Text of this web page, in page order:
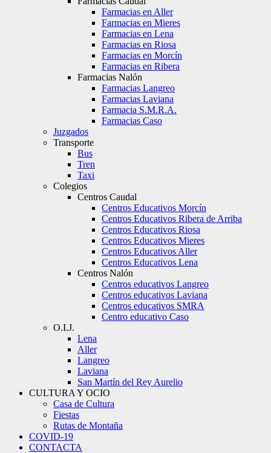
Farmacias en Aller
Farmacias en Mieres
Farmacias en Lena
Farmacias en Riosa
Farmacias en Morcín
Farmacias en Ribera
Farmacias Nalón
Farmacias Langreo
Farmacias Laviana
Farmacia S.M.R.A.
Farmacias Caso
Juzgados
Transporte
Bus
Tren
Taxi
Colegios
Centros Caudal
Centros Educativos Morcín
Centros Educativos Ribera de Arriba
Centros Educativos Riosa
Centros Educativos Mieres
Centros Educativos Aller
Centros Educativos Lena
Centros Nalón
Centros educativos Langreo
Centros educativos Laviana
Centros educativos SMRA
Centro educativo Caso
O.I.J.
Lena
Aller
Langreo
Laviana
San Martín del Rey Aurelio
CULTURA Y OCIO
Casa de Cultura
Fiestas
Rutas de Montaña
COVID-19
CONTACTA